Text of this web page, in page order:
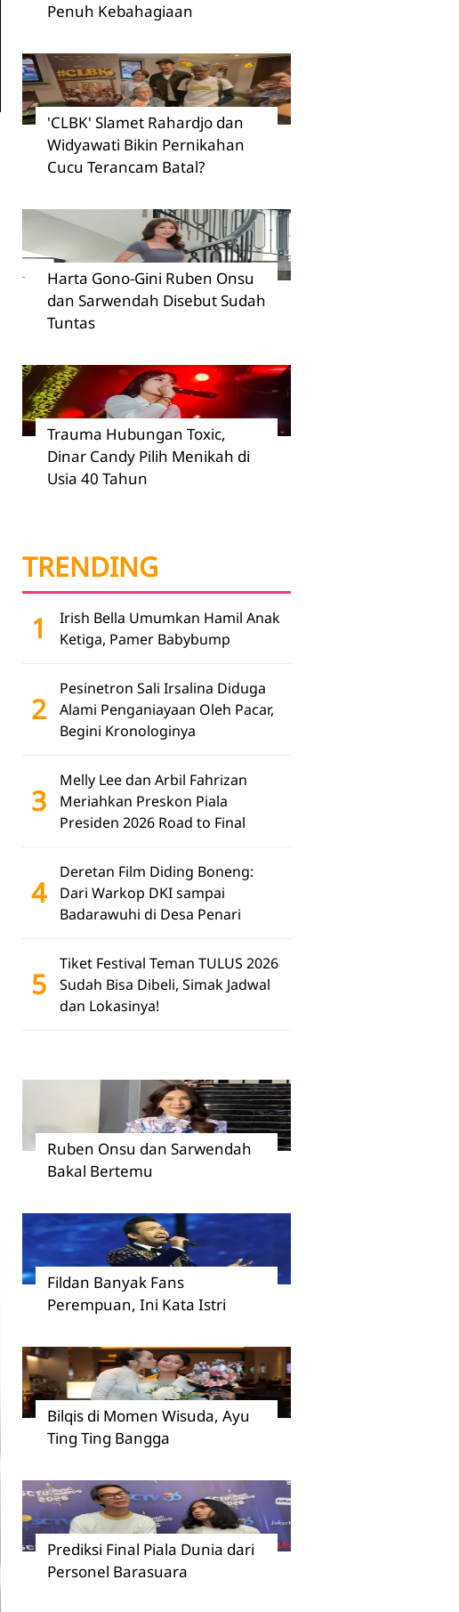
Penuh Kebahagiaan
'CLBK' Slamet Rahardjo dan
Widyawati Bikin Pernikahan
Cucu Terancam Batal?
Harta Gono-Gini Ruben Onsu
dan Sarwendah Disebut Sudah
Tuntas
Trauma Hubungan Toxic,
Dinar Candy Pilih Menikah di
Usia 40 Tahun
TRENDING
1
Irish Bella Umumkan Hamil Anak
Ketiga, Pamer Babybump
2
Pesinetron Sali Irsalina Diduga
Alami Penganiayaan Oleh Pacar,
Begini Kronologinya
3
Melly Lee dan Arbil Fahrizan
Meriahkan Preskon Piala
Presiden 2026 Road to Final
4
Deretan Film Diding Boneng:
Dari Warkop DKI sampai
Badarawuhi di Desa Penari
5
Tiket Festival Teman TULUS 2026
Sudah Bisa Dibeli, Simak Jadwal
dan Lokasinya!
Ruben Onsu dan Sarwendah
Bakal Bertemu
Fildan Banyak Fans
Perempuan, Ini Kata Istri
Bilqis di Momen Wisuda, Ayu
Ting Ting Bangga
Prediksi Final Piala Dunia dari
Personel Barasuara